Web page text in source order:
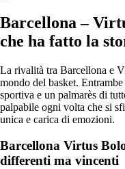
Barcellona –
che ha fatto la
La rivalità tra Barcellona e
mondo del basket.
sportiva e un palmarès di
palpabile ogni volta che si
unica e carica di emozioni.
Barcellona Virtus
differenti ma vincenti